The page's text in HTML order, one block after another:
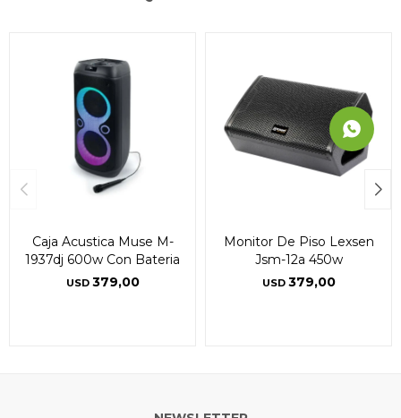
Caja Acustica Muse M-
1937dj 600w Con Bateria
USD 379,00
Monitor De Piso Lexsen
Jsm-12a 450w
USD 379,00